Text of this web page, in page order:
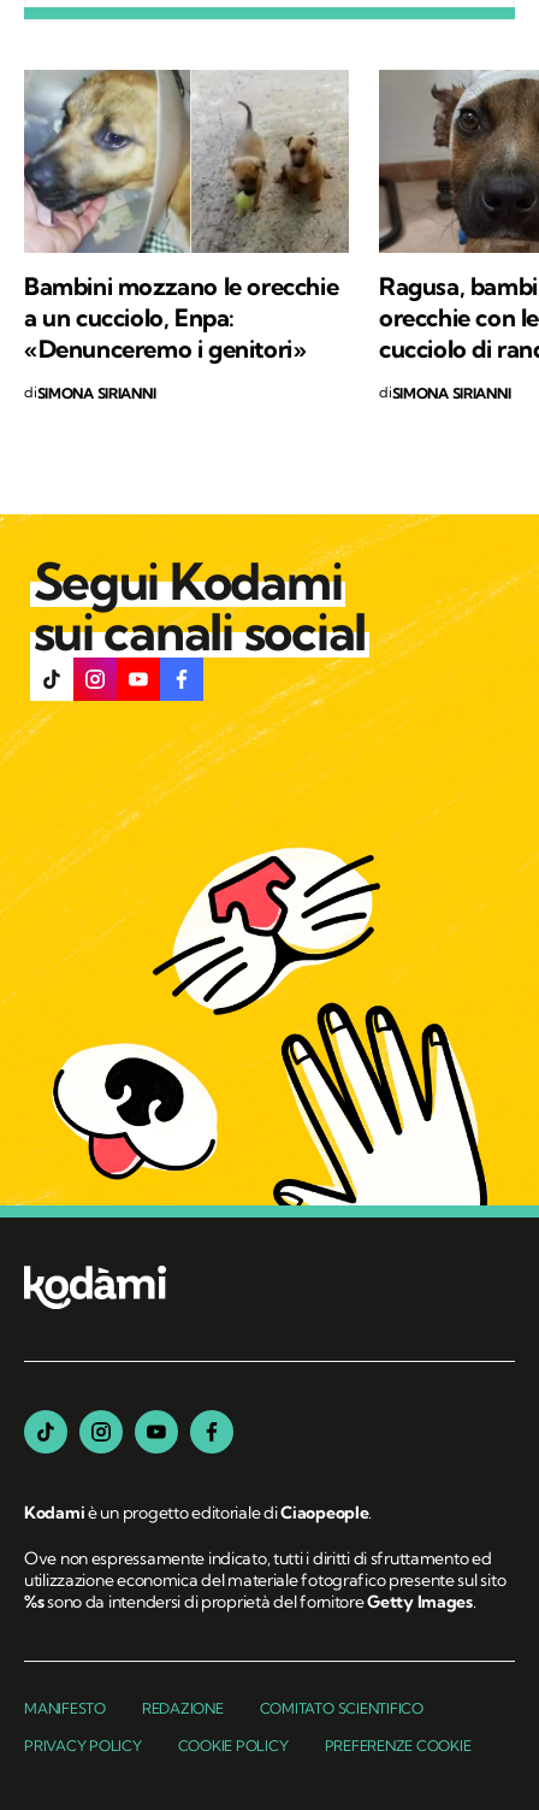
Bambini mozzano le orecchie
a un cucciolo, Enpa:
«Denunceremo i genitori»
diSIMONA SIRIANNI
Ragusa,
orecchie con
cucciolo di
diSIMONA SIRIANNI
sui canali social
Kodamiè un progetto editoriale di
%ssono da intendersi di proprietà del fornitore
MANIFESTO REDAZIONE COMITATO SCIENTIFICO